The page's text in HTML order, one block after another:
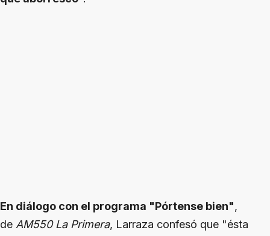
En diálogo con el programa "Pórtense bien",
de AM550 La Primera, Larraza confesó que "ésta